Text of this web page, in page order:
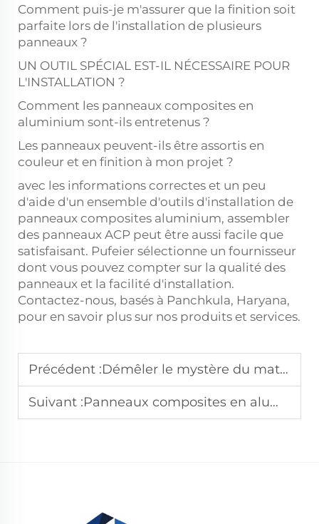
Comment puis-je m'assurer que la finition soit
parfaite lors de l'installation de plusieurs
panneaux ?
UN OUTIL SPÉCIAL EST-IL NÉCESSAIRE POUR
L'INSTALLATION ?
Comment les panneaux composites en
aluminium sont-ils entretenus ?
Les panneaux peuvent-ils être assortis en
couleur et en finition à mon projet ?
avec les informations correctes et un peu
d'aide d'un ensemble d'outils d'installation de
panneaux composites aluminium, assembler
des panneaux ACP peut être aussi facile que
satisfaisant. Pufeier sélectionne un fournisseur
dont vous pouvez compter sur la qualité des
panneaux et la facilité d'installation.
Contactez-nous, basés à Panchkula, Haryana,
pour en savoir plus sur nos produits et services.
Précédent :Démêler le mystère du matériau composite en aluminium
Suivant :Panneaux composites en aluminium contre autres matériaux de construction modernes